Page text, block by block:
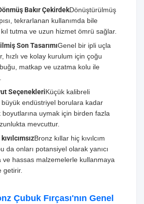
Bakır ÇekirdekDönüştürülmüş
tekrarlanan kullanımda bile
tutma ve uzun hizmet ömrü sağlar.
Son TasarımıGenel bir ipli uçla
hızlı ve kolay kurulum için çoğu
matkap ve uzatma kolu ile
SeçenekleriKüçük kalibreli
endüstriyel borulara kadar
boyutlarına uymak için birden fazla
mevcuttur.
Bronz kıllar hiç kıvılcım
da onları potansiyel olarak yanıcı
ve hassas malzemelerle kullanmaya
getirir.
Çubuk Fırçası'nın Genel